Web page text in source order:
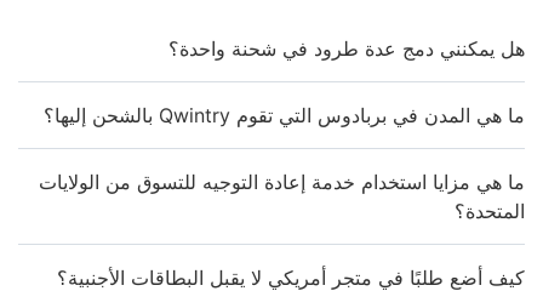
هل يمكنني دمج عدة طرود في شحنة واحدة؟
ما هي المدن في بربادوس التي تقوم Qwintry بالشحن إليها؟
ما هي مزايا استخدام خدمة إعادة التوجيه للتسوق من الولايات
المتحدة؟
كيف أضع طلبًا في متجر أمريكي لا يقبل البطاقات الأجنبية؟